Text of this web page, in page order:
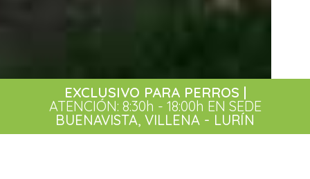
EXCLUSIVO PARA PERROS |
ATENCIÓN: 8:30h - 18:00h EN SEDE
BUENAVISTA, VILLENA - LURÍN